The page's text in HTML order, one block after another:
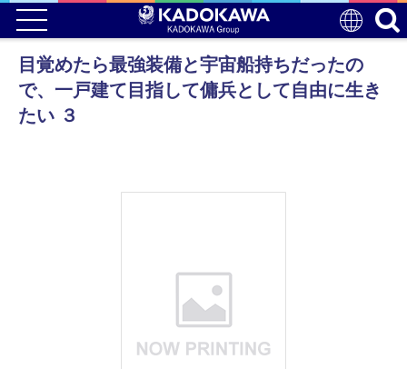
目覚めたら最強装備と宇宙船持ちだったの
で、一戸建て目指して傭兵として自由に生き
たい ３